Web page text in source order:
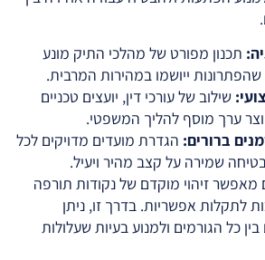
תכנון מפורט של מהלכי התיק מונע
שהפתרונות ייושמו במהירות המרבית.
שילוב של עורכי דין, יועצים טכניים
ערך מוסף להליך המשפטי.
ברורים: הגדרת מועדים מדויקים לכל
שמירה על קצב מהיר ויעיל.
מאפשר זיהוי מוקדם של נקודות תורפה
לתקלות אפשריות. בדרך זו, ניתן
כל הגורמים ולמנוע בעיות שעלולות